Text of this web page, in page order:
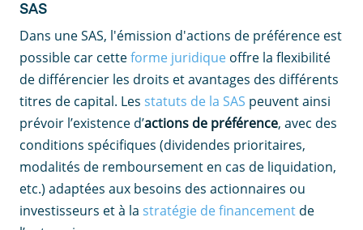
SAS
Dans une SAS, l'émission d'actions de préférence est
possible car cetteforme juridique offre la flexibilité
de différencier les droits et avantages des différents
titres de capital. Les statuts de la SAS peuvent ainsi
prévoir l’existence d’actions de préférence, avec des
conditions spécifiques (dividendes prioritaires,
modalités de remboursement en cas de liquidation,
etc.) adaptées aux besoins des actionnaires ou
investisseurs et à la stratégie de financement de